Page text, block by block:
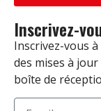
Inscrivez-
Inscrivez-vous
des mises à
boîte de